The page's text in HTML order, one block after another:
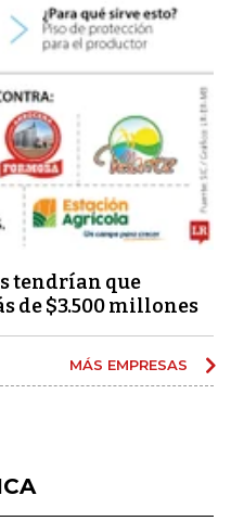
tendrían que
de $3.500 millones
MÁS EMPRESAS